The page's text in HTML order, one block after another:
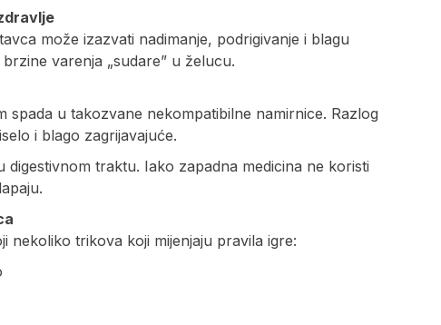
može izazvati nadimanje, podrigivanje i blagu
varenja „sudare” u želucu.
spada u takozvane nekompatibilne namirnice. Razlog
i blago zagrijavajuće.
traktu. Iako zapadna medicina ne koristi
nekoliko trikova koji mijenjaju pravila igre: